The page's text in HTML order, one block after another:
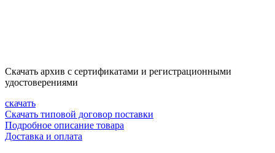
Скачать архив с сертификатами и регистрационными
удостоверениями
скачать
Скачать типовой договор поставки
Подробное описание товара
Доставка и оплата